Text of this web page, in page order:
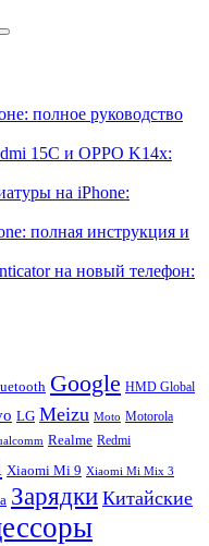
полное руководство
15C и OPPO K14x:
на iPhone:
полная инструкция и
на новый телефон:
Google HMD Global
LG Meizu Moto Motorola
Realme Redmi
Xiaomi Mi 9 Xiaomi Mi Mix 3
Зарядки Китайские